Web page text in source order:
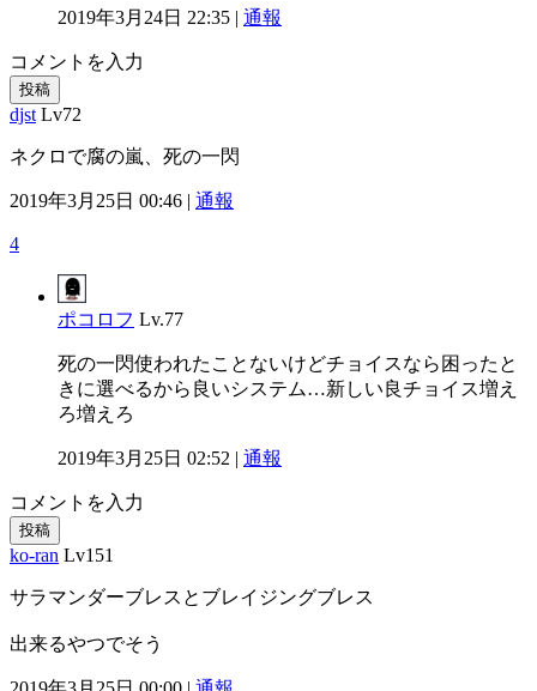
2019年3月24日 22:35 | 通報
コメントを入力
投稿
djst Lv72
ネクロで腐の嵐、死の一閃
2019年3月25日 00:46 | 通報
4
ポコロフ Lv.77
死の一閃使われたことないけどチョイスなら困ったと
きに選べるから良いシステム…新しい良チョイス増え
ろ増えろ
2019年3月25日 02:52 | 通報
コメントを入力
投稿
ko-ran Lv151
サラマンダーブレスとブレイジングブレス
出来るやつでそう